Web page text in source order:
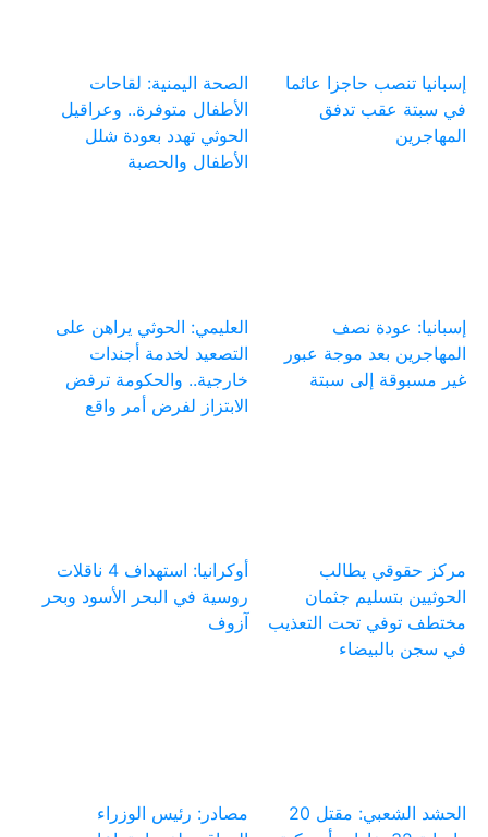
إسبانيا تنصب حاجزا عائما
في سبتة عقب تدفق
المهاجرين
الصحة اليمنية: لقاحات
الأطفال متوفرة.. وعراقيل
الحوثي تهدد بعودة شلل
الأطفال والحصبة
إسبانيا: عودة نصف
المهاجرين بعد موجة عبور
غير مسبوقة إلى سبتة
العليمي: الحوثي يراهن على
التصعيد لخدمة أجندات
خارجية.. والحكومة ترفض
الابتزاز لفرض أمر واقع
مركز حقوقي يطالب
الحوثيين بتسليم جثمان
مختطف توفي تحت التعذيب
في سجن بالبيضاء
أوكرانيا: استهداف 4 ناقلات
روسية في البحر الأسود وبحر
آزوف
الحشد الشعبي: مقتل 20
مصادر: رئيس الوزراء